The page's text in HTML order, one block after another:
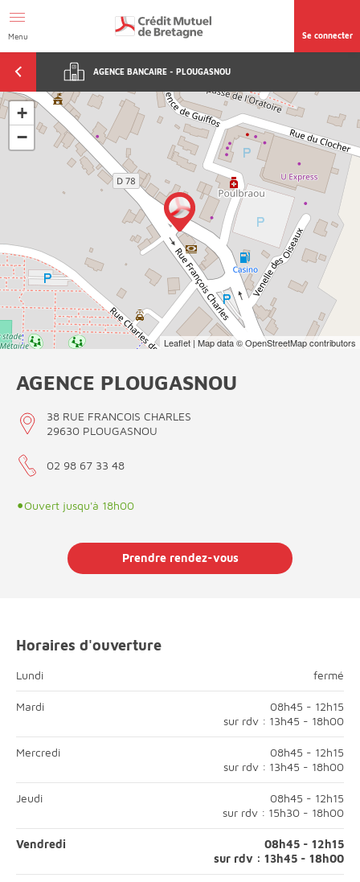
page accessibilité
Menu Se connecter
AGENCE BANCAIRE - PLOUGASNOU
AGENCE PLOUGASNOU
38 RUE FRANCOIS CHARLES
29630 PLOUGASNOU
02 98 67 33 48
•Ouvert jusqu'à 18h00
Prendre rendez-vous
Horaires d'ouverture
Lundi fermé
fermé
Mardi
08h45 - 12h15
sur rdv : 13h45 - 18h00
Mercredi
08h45 - 12h15
sur rdv : 13h45 - 18h00
Jeudi
08h45 - 12h15
sur rdv : 15h30 - 18h00
Vendredi
08h45 - 12h15
sur rdv : 13h45 - 18h00
+
−
Leaflet | Map data ©OpenStreetMapcontributors